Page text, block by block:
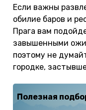
Если важны
обилие баров и
Прага вам
завышенными
поэтому не
городке,
Полезная